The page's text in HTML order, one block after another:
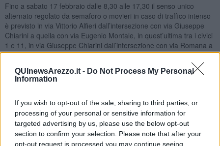
QUInewsArezzo.it - Do Not Process My Personal
Information
If you wish to opt-out of the sale, sharing to third parties, or
processing of your personal or sensitive information for
targeted advertising by us, please use the below opt-out
section to confirm your selection. Please note that after your
opt-out request is processed you may continue seeing
Fino a sabato 17 febbraio dalle 8,30 alle 17,30 il senso unico
alternato regolato da semaforo o movieri in caso di traffico intenso
è previsto in via Vittorio Alfieri dall’intersezione con via Giuseppe
Chiarini a quella con via Eugenio Montale, in quest’ultima tra i civici
1 e 11, in via Giuseppe Chiarini dall’intersezione con via Romana a
quella con via dei Paracadutisti d’Italia. I cantieri aperti
contemporaneamente non potranno essere più di due e saranno di
lunghezza massima di 20 metri.
Fino a giovedì 29 febbraio ancora senso unico alternato regolato
da semaforo o movieri in caso di traffico intenso dalle 8,30 alle
17,30 tra il civico 43 di Rigutino Nocetella e il civico 32 di Rigutino